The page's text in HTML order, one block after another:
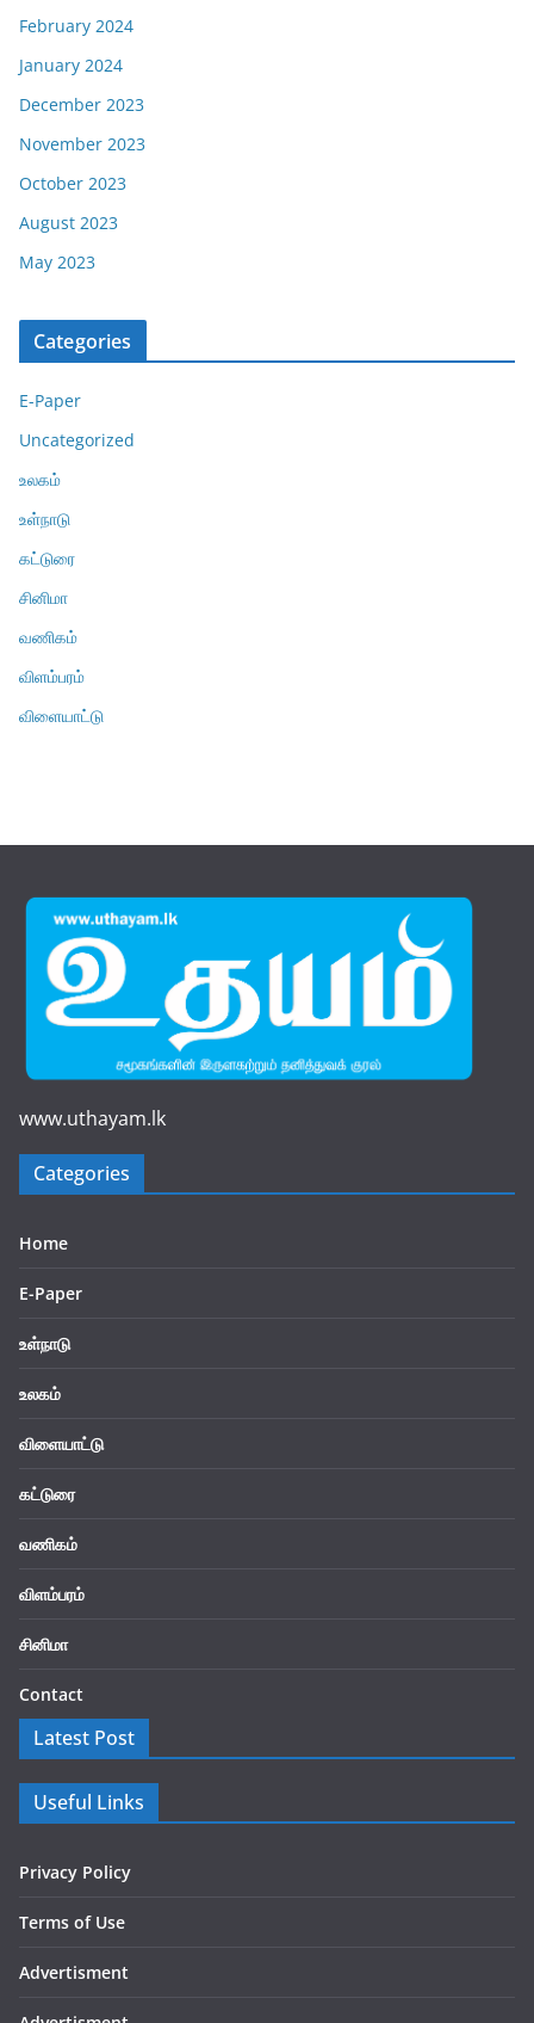
February 2024
January 2024
December 2023
November 2023
October 2023
August 2023
May 2023
Categories
E-Paper
Uncategorized
உலகம்
உள்நாடு
கட்டுரை
சினிமா
வணிகம்
விளம்பரம்
விளையாட்டு
www.uthayam.lk
Categories
Home
E-Paper
உள்நாடு
உலகம்
விளையாட்டு
கட்டுரை
வணிகம்
விளம்பரம்
சினிமா
Contact
Latest Post
Useful Links
Privacy Policy
Terms of Use
Advertisment